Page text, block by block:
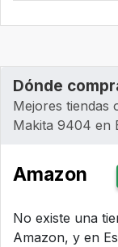
Dónde
Mejores tiendas
Makita 9404 en
Amazon
No existe una
Amazon, y en